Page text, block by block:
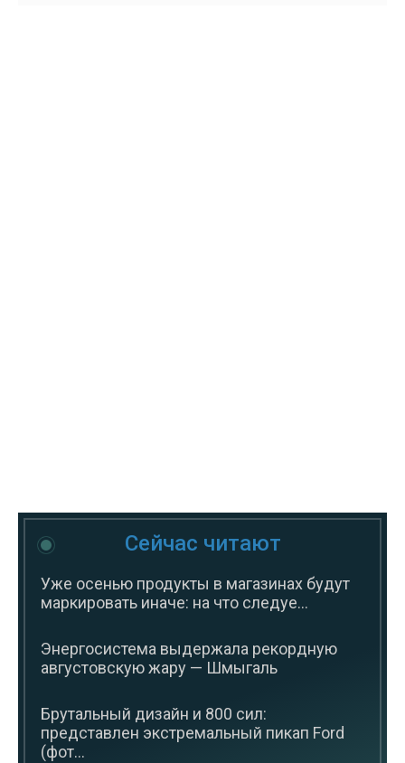
Сейчас читают
Уже осенью продукты в магазинах будут
маркировать иначе: на что следуе...
Энергосистема выдержала рекордную
августовскую жару — Шмыгаль
Брутальный дизайн и 800 сил:
представлен экстремальный пикап Ford
(фот...